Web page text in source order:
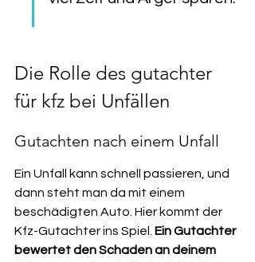
Die Rolle des gutachter
für kfz bei Unfällen
Gutachten nach einem Unfall
Ein Unfall kann schnell passieren, und
dann steht man da mit einem
beschädigten Auto. Hier kommt der
Kfz-Gutachter ins Spiel. Ein Gutachter
bewertet den Schaden an deinem